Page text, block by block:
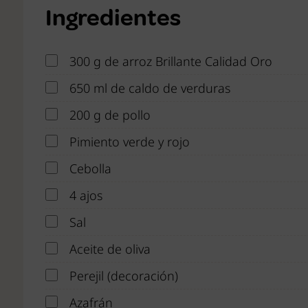
Ingredientes
300 g de arroz Brillante Calidad Oro
650 ml de caldo de verduras
200 g de pollo
Pimiento verde y rojo
Cebolla
4 ajos
Sal
Aceite de oliva
Perejil (decoración)
Azafrán